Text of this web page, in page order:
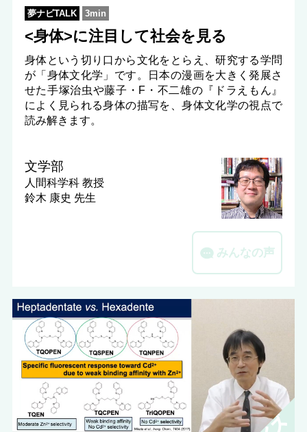
夢ナビTALK 3min
<身体>に注目して社会を見る
身体という切り口から文化をとらえ、研究する学問
が「身体文化学」です。日本の漫画を大きく発展さ
せた手塚治虫や藤子・F・不二雄の『ドラえもん』
によく見られる身体の描写を、身体文化学の視点で
読み解きます。
文学部
人間科学科 教授
鈴木 康史 先生
みんなの声